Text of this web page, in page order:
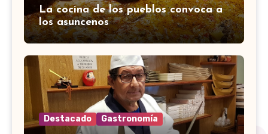
La cocina de los pueblos convoca a
los asuncenos
Destacado Gastronomía